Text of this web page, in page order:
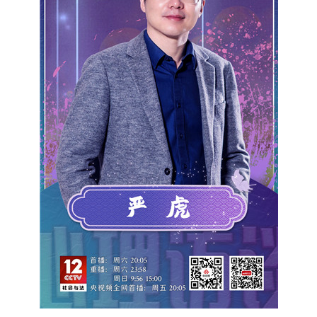
非遺 旅游 科普 健康 樂齡
智敬中國 全民健康 顏選攻略
收視榜 總台企業白名單